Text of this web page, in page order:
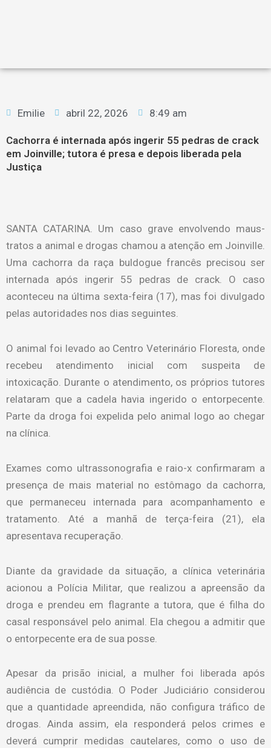
Emilie abril 22, 2026 8:49 am
Cachorra é internada após ingerir 55 pedras de crack
em Joinville; tutora é presa e depois liberada pela
Justiça
SANTA CATARINA. Um caso grave envolvendo maus-
tratos a animal e drogas chamou a atenção em Joinville.
Uma cachorra da raça buldogue francês precisou ser
internada após ingerir 55 pedras de crack. O caso
aconteceu na última sexta-feira (17), mas foi divulgado
pelas autoridades nos dias seguintes.
O animal foi levado ao Centro Veterinário Floresta, onde
recebeu atendimento inicial com suspeita de
intoxicação. Durante o atendimento, os próprios tutores
relataram que a cadela havia ingerido o entorpecente.
Parte da droga foi expelida pelo animal logo ao chegar
na clínica.
Exames como ultrassonografia e raio-x confirmaram a
presença de mais material no estômago da cachorra,
que permaneceu internada para acompanhamento e
tratamento. Até a manhã de terça-feira (21), ela
apresentava recuperação.
Diante da gravidade da situação, a clínica veterinária
acionou a Polícia Militar, que realizou a apreensão da
droga e prendeu em flagrante a tutora, que é filha do
casal responsável pelo animal. Ela chegou a admitir que
o entorpecente era de sua posse.
Apesar da prisão inicial, a mulher foi liberada após
audiência de custódia. O Poder Judiciário considerou
que a quantidade apreendida, não configura tráfico de
drogas. Ainda assim, ela responderá pelos crimes e
deverá cumprir medidas cautelares, como o uso de